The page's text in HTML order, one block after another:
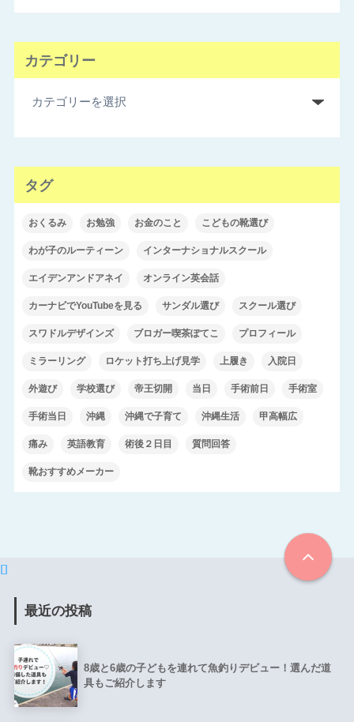
カテゴリー
タグ
おくるみ お勉強 お金のこと こどもの靴選び
わが子のルーティーン インターナショナルスクール
エイデンアンドアネイ オンライン英会話
カーナビでYouTubeを見る サンダル選び スクール選び
スワドルデザインズ ブロガー喫茶ぽてこ プロフィール
ミラーリング ロケット打ち上げ見学 上履き 入院日
外遊び 学校選び 帝王切開 当日 手術前日 手術室
手術当日 沖縄 沖縄で子育て 沖縄生活 甲高幅広
痛み 英語教育 術後２日目 質問回答
靴おすすめメーカー
最近の投稿
8歳と6歳の子どもを連れて魚釣りデビュー！選んだ道
具もご紹介します